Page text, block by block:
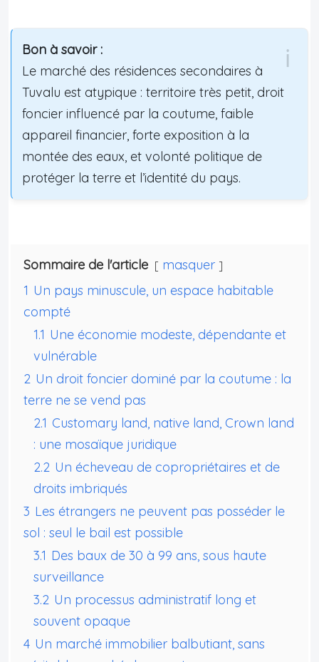
Bon à savoir :
Le marché des résidences secondaires à
Tuvalu est atypique : territoire très petit, droit
foncier influencé par la coutume, faible
appareil financier, forte exposition à la
montée des eaux, et volonté politique de
protéger la terre et l’identité du pays.
Sommaire de l'article
masquer
1 Un pays minuscule, un espace habitable
compté
1.1 Une économie modeste, dépendante et
vulnérable
2 Un droit foncier dominé par la coutume : la
terre ne se vend pas
2.1 Customary land, native land, Crown land
: une mosaïque juridique
2.2 Un écheveau de copropriétaires et de
droits imbriqués
3 Les étrangers ne peuvent pas posséder le
sol : seul le bail est possible
3.1 Des baux de 30 à 99 ans, sous haute
surveillance
3.2 Un processus administratif long et
souvent opaque
4 Un marché immobilier balbutiant, sans